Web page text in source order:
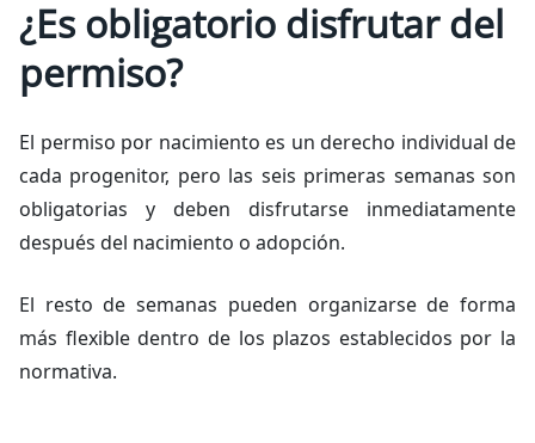
¿Es obligatorio disfrutar del
permiso?
El permiso por nacimiento es un derecho individual de
cada progenitor, pero las seis primeras semanas son
obligatorias y deben disfrutarse inmediatamente
después del nacimiento o adopción.
El resto de semanas pueden organizarse de forma
más flexible dentro de los plazos establecidos por la
normativa.